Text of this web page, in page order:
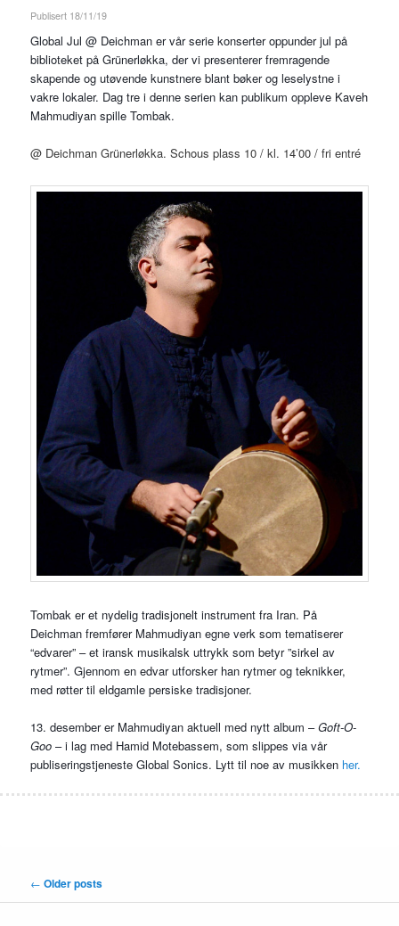
Publisert 18/11/19
Global Jul @ Deichman er vår serie konserter oppunder jul på
biblioteket på Grünerløkka, der vi presenterer fremragende
skapende og utøvende kunstnere blant bøker og leselystne i
vakre lokaler. Dag tre i denne serien kan publikum oppleve Kaveh
Mahmudiyan spille Tombak.
@ Deichman Grünerløkka. Schous plass 10 / kl. 14’00 / fri entré
Tombak er et nydelig tradisjonelt instrument fra Iran. På
Deichman fremfører Mahmudiyan egne verk som tematiserer
“edvarer” – et iransk musikalsk uttrykk som betyr ”sirkel av
rytmer”. Gjennom en edvar utforsker han rytmer og teknikker,
med røtter til eldgamle persiske tradisjoner.
13. desember er Mahmudiyan aktuell med nytt album –Goft-O-
Goo– i lag med Hamid Motebassem, som slippes via vår
publiseringstjeneste Global Sonics. Lytt til noe av musikken her.
Post
navigation
← Older posts